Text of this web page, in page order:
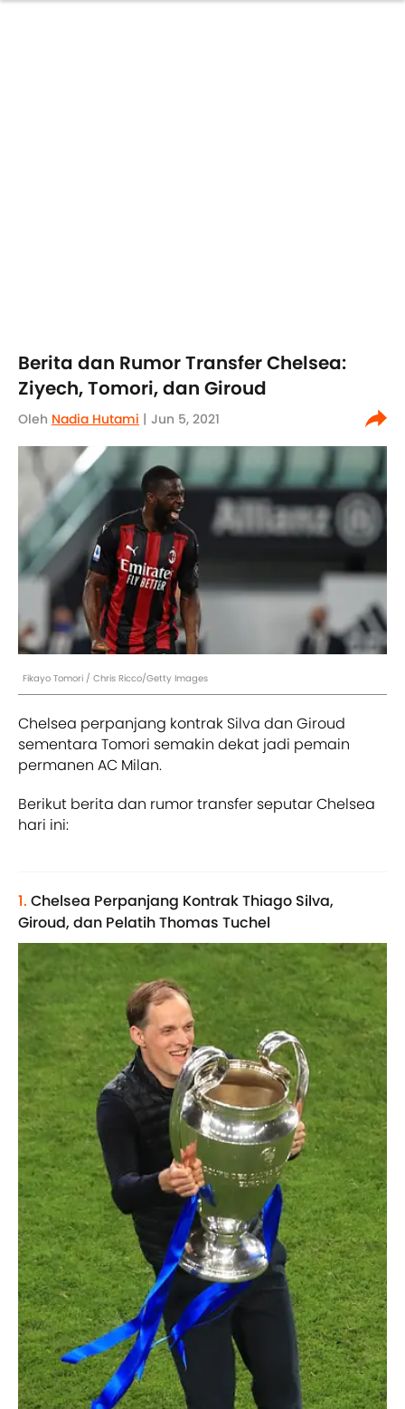
Berita dan Rumor Transfer Chelsea:
Ziyech, Tomori, dan Giroud
Oleh Nadia Hutami | Jun 5, 2021
Fikayo Tomori / Chris Ricco/Getty Images
Chelsea perpanjang kontrak Silva dan Giroud
sementara Tomori semakin dekat jadi pemain
permanen AC Milan.
Berikut berita dan rumor transfer seputar Chelsea
hari ini:
1. Chelsea Perpanjang Kontrak Thiago Silva,
Giroud, dan Pelatih Thomas Tuchel